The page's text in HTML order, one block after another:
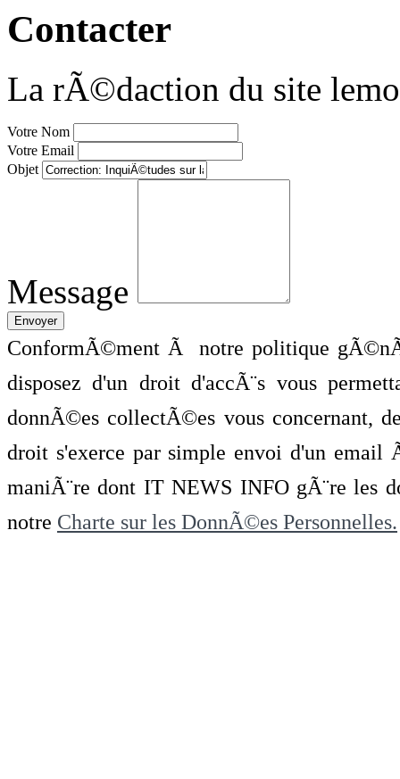
Contacter
La rÃ©daction du site
Votre Nom
Votre Email
Objet
Message
ConformÃ©ment Ã notre politique
disposez d'un droit d'accÃ¨s vous
donnÃ©es collectÃ©es vous concernant,
droit s'exerce par simple envoi d'un
maniÃ¨re dont IT NEWS INFO gÃ¨re les
notre Charte sur les DonnÃ©es Personnelles.